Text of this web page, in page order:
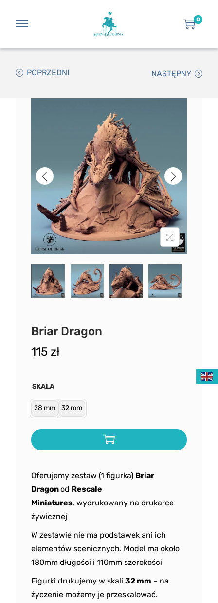
0
POPRZEDNI NASTĘPNY
Briar Dragon
115 zł
Oferujemy zestaw (1 figurka) Briar
Dragonod Rescale
Miniatures, wydrukowany na drukarce
żywicznej
W zestawie nie ma podstawek ani ich
elementów scenicznych. Model ma około
180mm długości i 110mm szerokości.
Figurki drukujemy w skali 32 mm – na
życzenie możemy je przeskalować.
SKALA
28 mm 32 mm